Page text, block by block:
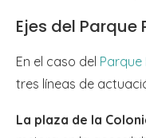
Ejes del
En el caso del
tres líneas de
La plaza de la